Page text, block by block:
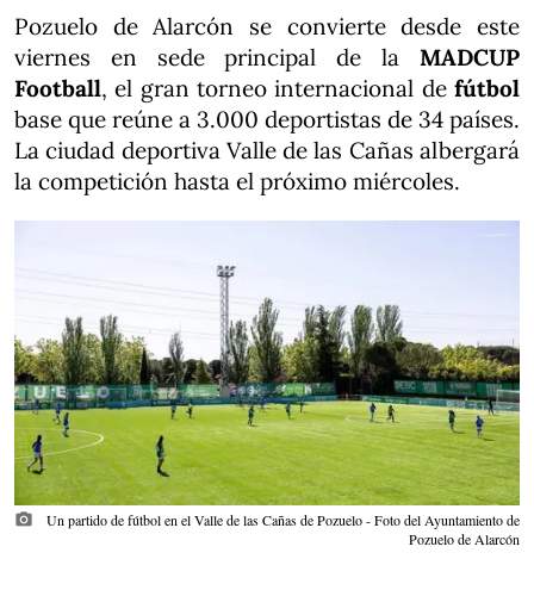
Pozuelo de Alarcón se convierte desde este
viernes en sede principal de la MADCUP
Football, el gran torneo internacional de fútbol
base que reúne a 3.000 deportistas de 34 países.
La ciudad deportiva Valle de las Cañas albergará
la competición hasta el próximo miércoles.
photo_camera
Un partido de fútbol en el Valle de las Cañas de Pozuelo - Foto del Ayuntamiento de
Pozuelo de Alarcón